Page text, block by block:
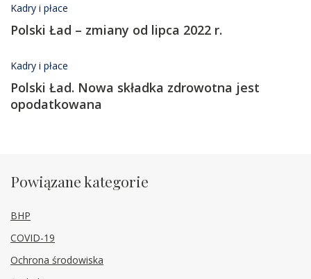
Kadry i płace
Polski Ład – zmiany od lipca 2022 r.
Kadry i płace
Polski Ład. Nowa składka zdrowotna jest
opodatkowana
Powiązane kategorie
BHP
COVID-19
Ochrona środowiska